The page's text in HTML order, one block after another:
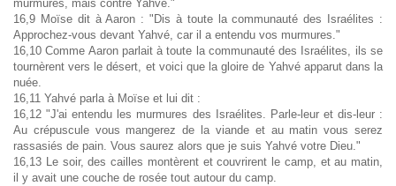
murmures, mais contre Yahvé."
16,9 Moïse dit à Aaron : "Dis à toute la communauté des Israélites :
Approchez-vous devant Yahvé, car il a entendu vos murmures."
16,10 Comme Aaron parlait à toute la communauté des Israélites, ils se
tournèrent vers le désert, et voici que la gloire de Yahvé apparut dans la
nuée.
16,11 Yahvé parla à Moïse et lui dit :
16,12 "J'ai entendu les murmures des Israélites. Parle-leur et dis-leur :
Au crépuscule vous mangerez de la viande et au matin vous serez
rassasiés de pain. Vous saurez alors que je suis Yahvé votre Dieu."
16,13 Le soir, des cailles montèrent et couvrirent le camp, et au matin,
il y avait une couche de rosée tout autour du camp.